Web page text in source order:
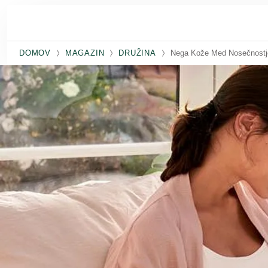
DOMOV MAGAZIN DRUŽINA Nega Kože Med